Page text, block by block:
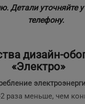
Детали уточняйте
телефону.
дизайн-
«Электро»
2 раза меньше, чем